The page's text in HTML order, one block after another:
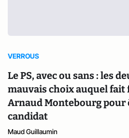
VERROUS
Le PS, avec ou sans : les
mauvais choix auquel fait
Arnaud Montebourg pour
candidat
Maud Guillaumin